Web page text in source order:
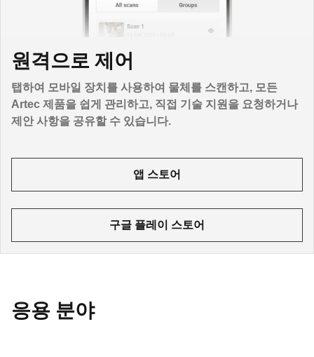
원격으로 제어
탭하여 모바일 장치를 사용하여 물체를 스캔하고, 모든
Artec 제품을 쉽게 관리하고, 직접 기술 지원을 요청하거나
제안 사항을 공유할 수 있습니다.
앱 스토어
구글 플레이 스토어
응용 분야